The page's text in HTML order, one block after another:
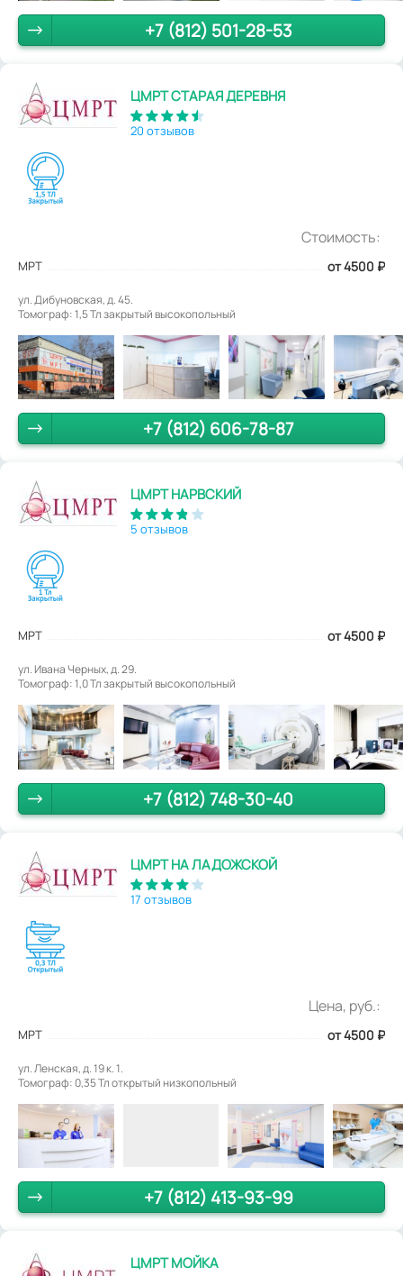
+7 (812) 501-28-53
ЦМРТ СТАРАЯ ДЕРЕВНЯ
20 отзывов
Стоимость:
МРТ от 4500 ₽
ул. Дибуновская, д. 45.
Томограф: 1,5 Тл закрытый высокопольный
+7 (812) 606-78-87
ЦМРТ НАРВСКИЙ
5 отзывов
МРТ от 4500 ₽
ул. Ивана Черных, д. 29.
Томограф: 1,0 Тл закрытый высокопольный
+7 (812) 748-30-40
ЦМРТ НА ЛАДОЖСКОЙ
17 отзывов
Цена, руб.:
МРТ от 4500 ₽
ул. Ленская, д. 19 к. 1.
Томограф: 0,35 Тл открытый низкопольный
+7 (812) 413-93-99
ЦМРТ МОЙКА